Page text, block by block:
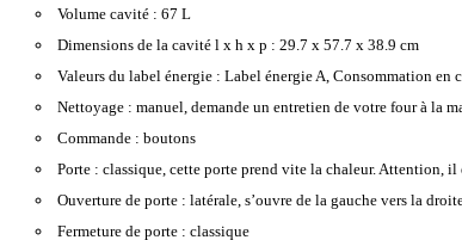
Volume cavité : 67 L
Dimensions de la cavité l x h x p : 29.7 x 57.7 x 38.9 cm
Valeurs du label énergie : Label énergie A, Consommation en
Nettoyage : manuel, demande un entretien de votre four à la
Commande : boutons
Porte : classique, cette porte prend vite la chaleur. Attention, il
Ouverture de porte : latérale, s’ouvre de la gauche vers la
Fermeture de porte : classique